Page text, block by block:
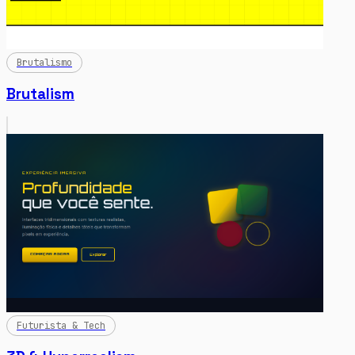
Brutalismo
Brutalism
Futurista & Tech